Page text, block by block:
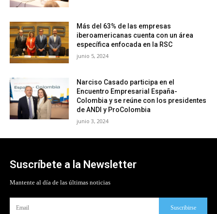
Más del 63% de las empresas
iberoamericanas cuenta con un área
específica enfocada en la RSC
junio 5, 2024
Narciso Casado participa en el
Encuentro Empresarial España-
Colombia y se reúne con los presidentes
de ANDI y ProColombia
junio 3, 2024
Suscríbete a la Newsletter
Mantente al día de las últimas noticias
Suscribirse